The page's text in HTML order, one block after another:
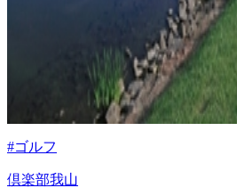
#ゴルフ
倶楽部我山